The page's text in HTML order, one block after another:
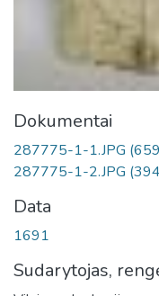
Dokumentai
287775-1-1.JPG
287775-1-2.JPG
Data
1691
Sudarytojas,